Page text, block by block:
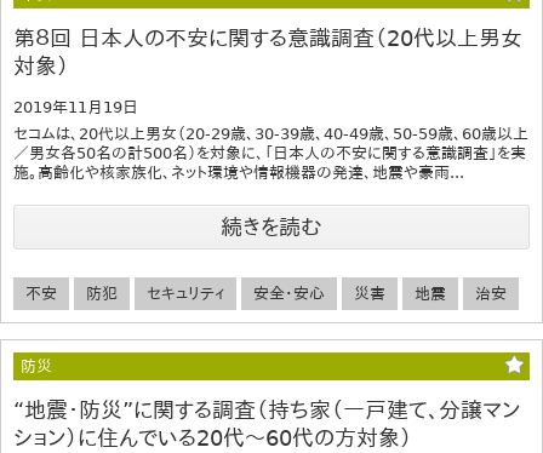
第８回 日本人の不安に関する意識調査（20代以上男女
対象）
2019年11月19日
セコムは、20代以上男女（20-29歳、30-39歳、40-49歳、50-59歳、60歳以上
／男女各50名の計500名）を対象に、「日本人の不安に関する意識調査」を実
施。高齢化や核家族化、ネット環境や情報機器の発達、地震や豪雨...
続きを読む
不安 防犯 セキュリティ 安全・安心 災害 地震 治安
防災
“地震・防災”に関する調査（持ち家（一戸建て、分譲マン
ション）に住んでいる20代～60代の方対象）